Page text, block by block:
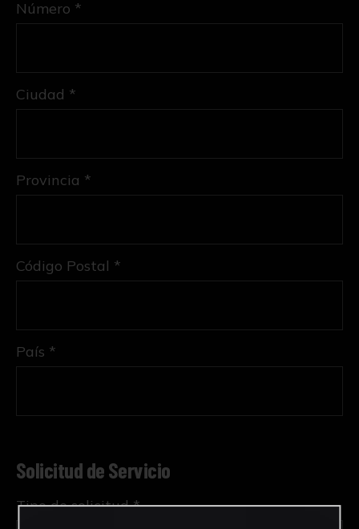
Número *
Ciudad *
Provincia *
Código Postal *
País *
Solicitud de Servicio
Tipo de solicitud *